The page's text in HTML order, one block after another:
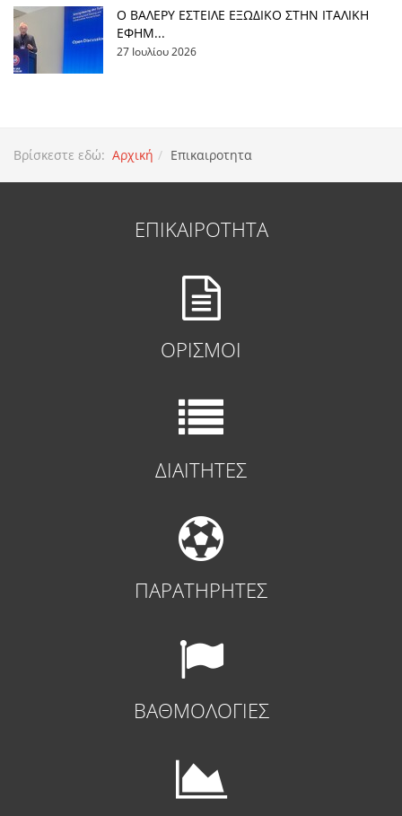
Ο ΒΑΛΕΡΥ ΕΣΤΕΙΛΕ ΕΞΩΔΙΚΟ ΣΤΗΝ ΙΤΑΛΙΚΗ
ΕΦΗΜ...
27 Ιουλίου 2026
Βρίσκεστε εδώ: Αρχική Επικαιροτητα
ΕΠΙΚΑΙΡΟΤΗΤΑ
ΟΡΙΣΜΟΙ
ΔΙΑΙΤΗΤΕΣ
ΠΑΡΑΤΗΡΗΤΕΣ
ΒΑΘΜΟΛΟΓΙΕΣ